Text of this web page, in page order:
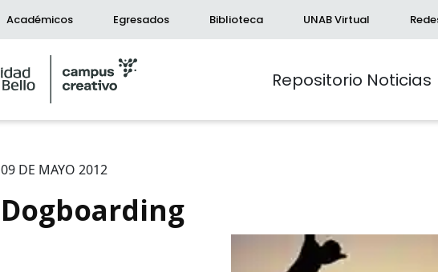
Académicos Egresados Biblioteca UNAB Virtual
Repositorio Noticias
09 DE MAYO 2012
Dogboarding